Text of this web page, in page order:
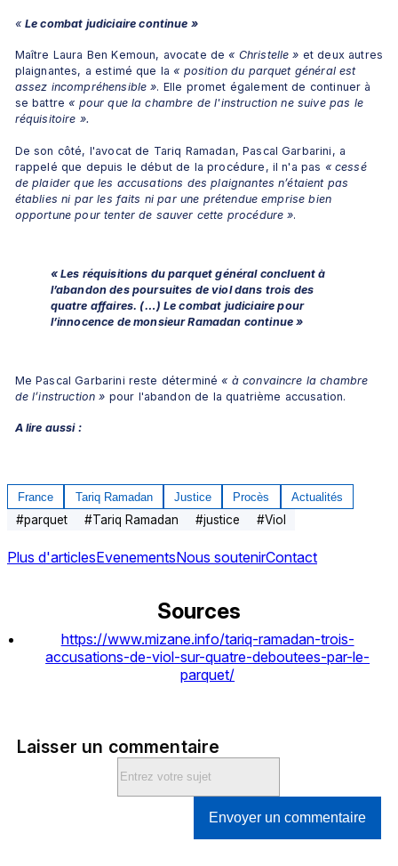
« Le combat judiciaire continue »
Maître Laura Ben Kemoun, avocate de « Christelle » et deux autres
plaignantes, a estimé que la « position du parquet général est
assez incompréhensible ». Elle promet également de continuer à
se battre « pour que la chambre de l'instruction ne suive pas le
réquisitoire ».
De son côté, l'avocat de Tariq Ramadan, Pascal Garbarini, a
rappelé que depuis le début de la procédure, il n'a pas « cessé
de plaider que les accusations des plaignantes n’étaient pas
établies ni par les faits ni par une prétendue emprise bien
opportune pour tenter de sauver cette procédure ».
« Les réquisitions du parquet général concluent à
l’abandon des poursuites de viol dans trois des
quatre affaires. (…) Le combat judiciaire pour
l’innocence de monsieur Ramadan continue »
Me Pascal Garbarini reste déterminé « à convaincre la chambre
de l’instruction » pour l'abandon de la quatrième accusation.
A lire aussi :
France Tariq Ramadan Justice Procès Actualités
#parquet #Tariq Ramadan #justice #Viol
Plus d'articlesEvenementsNous soutenirContact
Sources
https://www.mizane.info/tariq-ramadan-trois-
accusations-de-viol-sur-quatre-deboutees-par-le-
parquet/
Laisser un commentaire
Envoyer un commentaire